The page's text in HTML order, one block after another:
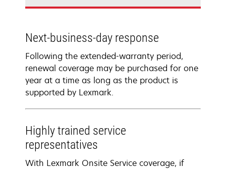
Next-business-day response
Following the extended-warranty period,
renewal coverage may be purchased for one
year at a time as long as the product is
supported by Lexmark.
Highly trained service
representatives
With Lexmark Onsite Service coverage, if